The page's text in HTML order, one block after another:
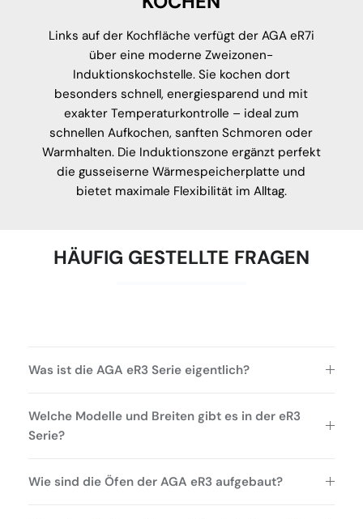
Links auf der Kochfläche verfügt der AGA eR7i
über eine moderne Zweizonen-
Induktionskochstelle. Sie kochen dort
besonders schnell, energiesparend und mit
exakter Temperaturkontrolle – ideal zum
schnellen Aufkochen, sanften Schmoren oder
Warmhalten. Die Induktionszone ergänzt perfekt
die gusseiserne Wärmespeicherplatte und
bietet maximale Flexibilität im Alltag.
HÄUFIG GESTELLTE FRAGEN
Was ist die AGA eR3 Serie eigentlich?
Welche Modelle und Breiten gibt es in der eR3
Serie?
Wie sind die Öfen der AGA eR3 aufgebaut?